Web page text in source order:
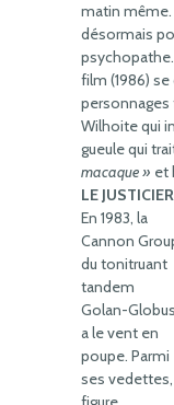
matin même.
désormais
psychopathe.
film (1986)
Wilhoite qui
gueule qui
macaque » et
LE
En 1983, la
Cannon
du tonitruant
tandem
Golan-Globus
a le vent en
poupe. Parmi
ses vedettes,